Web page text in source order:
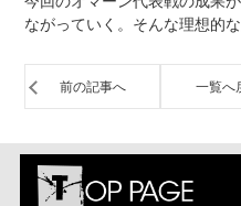
ながっていく。そんな理想的
前の記事へ 一覧へ